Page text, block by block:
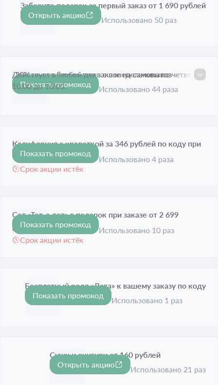
Заберите подарок за первый заказ от 1 690 рублей
Срок акции истёк
Открыть акцию
Использовано 50 раз
-20%
-20% на все блюда при заказе на самовывоз
Срок акции истёк
Действует в любой день с понедельника по четверг с
10:00 до 16:00.
Показать промокод
Использовано 44 раза
Калифорния с креветкой за 346 рублей по коду при
каждом заказе
Срок акции истёк
Показать промокод
Использовано 4 раза
Сет «Тет-а-тет» в подарок при заказе от 2 699
рублей
Срок акции истёк
Показать промокод
Использовано 10 раз
Бесплатный ролл «Лава» к вашему заказу по коду
Срок акции истёк
Показать промокод
Использовано 1 раз
Суши и онигири от 160 рублей
Срок акции истёк
Открыть акцию
Использовано 21 раз